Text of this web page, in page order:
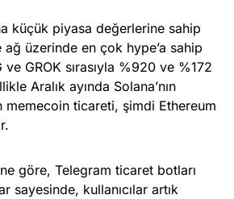
küçük piyasa değerlerine sahip
ağ üzerinde en çok hype’a sahip
GROK sırasıyla %920 ve %172
Aralık ayında Solana’nın
memecoin ticareti, şimdi Ethereum
göre, Telegram ticaret botları
sayesinde, kullanıcılar artık